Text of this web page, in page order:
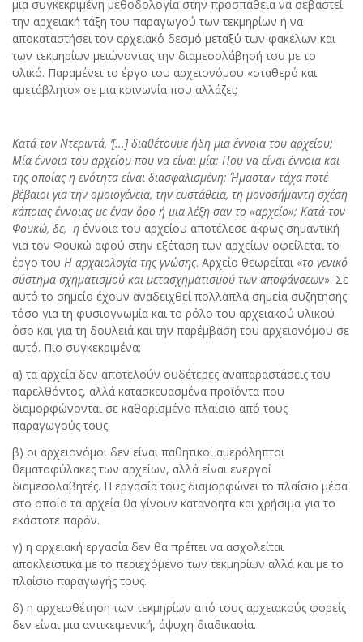
μια συγκεκριμένη μεθοδολογία στην προσπάθεια να σεβαστεί
την αρχειακή τάξη του παραγωγού των τεκμηρίων ή να
αποκαταστήσει τον αρχειακό δεσμό μεταξύ των φακέλων και
των τεκμηρίων μειώνοντας την διαμεσολάβησή του με το
υλικό. Παραμένει το έργο του αρχειονόμου «σταθερό και
αμετάβλητο» σε μια κοινωνία που αλλάζει;
Κατά τον Ντεριντά, ‘[...] διαθέτουμε ήδη μια έννοια του αρχείου;
Μία έννοια του αρχείου που να είναι μία; Που να είναι έννοια και
της οποίας η ενότητα είναι διασφαλισμένη; Ήμασταν τάχα ποτέ
βέβαιοι για την ομοιογένεια, την ευστάθεια, τη μονοσήμαντη σχέση
κάποιας έννοιας με έναν όρο ή μια λέξη σαν το «αρχείο»; Κατά τον
Φουκώ, δε, η έννοια του αρχείου αποτέλεσε άκρως σημαντική
για τον Φουκώ αφού στην εξέταση των αρχείων οφείλεται το
έργο του Η αρχαιολογία της γνώσης. Αρχείο θεωρείται «το γενικό
σύστημα σχηματισμού και μετασχηματισμού των αποφάνσεων». Σε
αυτό το σημείο έχουν αναδειχθεί πολλαπλά σημεία συζήτησης
τόσο για τη φυσιογνωμία και το ρόλο του αρχειακού υλικού
όσο και για τη δουλειά και την παρέμβαση του αρχειονόμου σε
αυτό. Πιο συγκεκριμένα:
α) τα αρχεία δεν αποτελούν ουδέτερες αναπαραστάσεις του
παρελθόντος, αλλά κατασκευασμένα προϊόντα που
διαμορφώνονται σε καθορισμένο πλαίσιο από τους
παραγωγούς τους.
β) οι αρχειονόμοι δεν είναι παθητικοί αμερόληπτοι
θεματοφύλακες των αρχείων, αλλά είναι ενεργοί
διαμεσολαβητές. Η εργασία τους διαμορφώνει το πλαίσιο μέσα
στο οποίο τα αρχεία θα γίνουν κατανοητά και χρήσιμα για το
εκάστοτε παρόν.
γ) η αρχειακή εργασία δεν θα πρέπει να ασχολείται
αποκλειστικά με το περιεχόμενο των τεκμηρίων αλλά και με το
πλαίσιο παραγωγής τους.
δ) η αρχειοθέτηση των τεκμηρίων από τους αρχειακούς φορείς
δεν είναι μια αντικειμενική, άψυχη διαδικασία.